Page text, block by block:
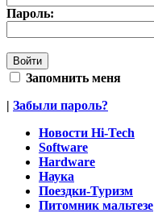
Пароль:
Запомнить меня
| Забыли пароль?
Новости Hi-Tech
Software
Hardware
Наука
Поездки-Туризм
Питомник мальтезе